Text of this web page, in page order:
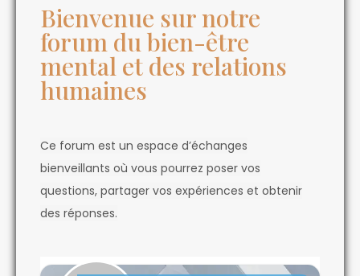
Bienvenue sur notre
forum du bien-être
mental et des relations
humaines
Ce forum est un espace d’échanges
bienveillants où vous pourrez poser vos
questions, partager vos expériences et obtenir
des réponses.